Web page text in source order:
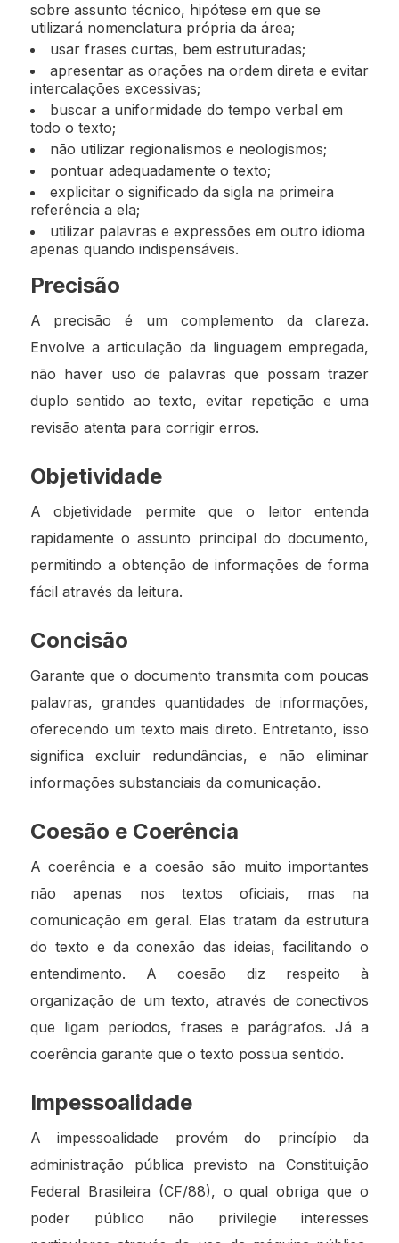
sobre assunto técnico, hipótese em que se
utilizará nomenclatura própria da área;
usar frases curtas, bem estruturadas;
apresentar as orações na ordem direta e evitar
intercalações excessivas;
buscar a uniformidade do tempo verbal em
todo o texto;
não utilizar regionalismos e neologismos;
pontuar adequadamente o texto;
explicitar o significado da sigla na primeira
referência a ela;
utilizar palavras e expressões em outro idioma
apenas quando indispensáveis.
Precisão
A precisão é um complemento da clareza.
Envolve a articulação da linguagem empregada,
não haver uso de palavras que possam trazer
duplo sentido ao texto, evitar repetição e uma
revisão atenta para corrigir erros.
Objetividade
A objetividade permite que o leitor entenda
rapidamente o assunto principal do documento,
permitindo a obtenção de informações de forma
fácil através da leitura.
Concisão
Garante que o documento transmita com poucas
palavras, grandes quantidades de informações,
oferecendo um texto mais direto. Entretanto, isso
significa excluir redundâncias, e não eliminar
informações substanciais da comunicação.
Coesão e Coerência
A coerência e a coesão são muito importantes
não apenas nos textos oficiais, mas na
comunicação em geral. Elas tratam da estrutura
do texto e da conexão das ideias, facilitando o
entendimento. A coesão diz respeito à
organização de um texto, através de conectivos
que ligam períodos, frases e parágrafos. Já a
coerência garante que o texto possua sentido.
Impessoalidade
A impessoalidade provém do princípio da
administração pública previsto na Constituição
Federal Brasileira (CF/88), o qual obriga que o
poder público não privilegie interesses